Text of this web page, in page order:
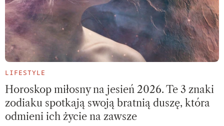
LIFESTYLE
Horoskop miłosny na jesień 2026. Te 3 znaki
zodiaku spotkają swoją bratnią duszę, która
odmieni ich życie na zawsze